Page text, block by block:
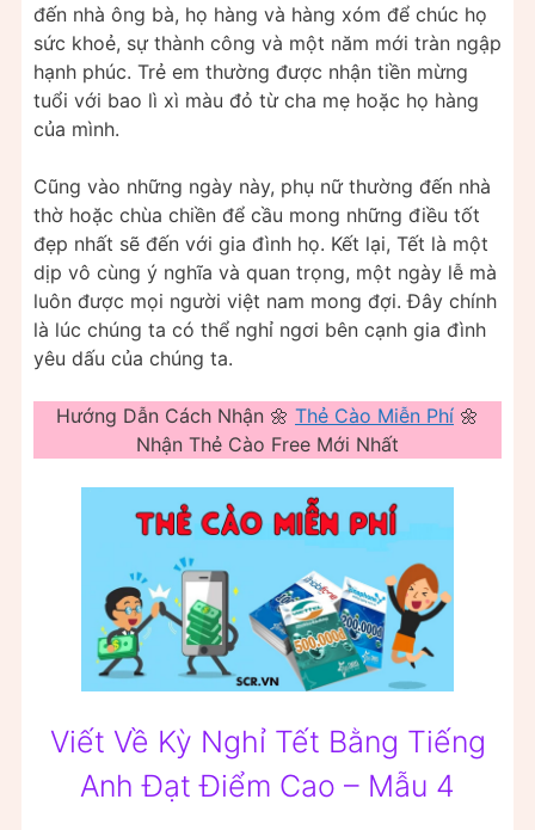
đến nhà ông bà, họ hàng và hàng xóm để chúc họ
sức khoẻ, sự thành công và một năm mới tràn ngập
hạnh phúc. Trẻ em thường được nhận tiền mừng
tuổi với bao lì xì màu đỏ từ cha mẹ hoặc họ hàng
của mình.
Cũng vào những ngày này, phụ nữ thường đến nhà
thờ hoặc chùa chiền để cầu mong những điều tốt
đẹp nhất sẽ đến với gia đình họ. Kết lại, Tết là một
dịp vô cùng ý nghĩa và quan trọng, một ngày lễ mà
luôn được mọi người việt nam mong đợi. Đây chính
là lúc chúng ta có thể nghỉ ngơi bên cạnh gia đình
yêu dấu của chúng ta.
Hướng Dẫn Cách Nhận 🌼 Thẻ Cào Miễn Phí 🌼
Nhận Thẻ Cào Free Mới Nhất
Viết Về Kỳ Nghỉ Tết Bằng Tiếng
Anh Đạt Điểm Cao – Mẫu 4